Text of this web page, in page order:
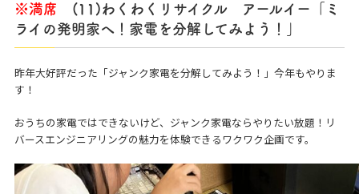
※満席 (11)わくわくリサイクル アールイー「ミ
ライの発明家へ！家電を分解してみよう！」
昨年大好評だった「ジャンク家電を分解してみよう！」今年もやりま
す！
おうちの家電ではできないけど、ジャンク家電ならやりたい放題！リ
バースエンジニアリングの魅力を体験できるワクワク企画です。